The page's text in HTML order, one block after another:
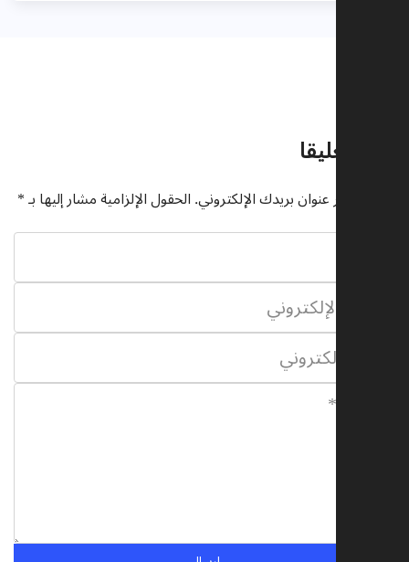
اترك تعليقا
لن يتم نشر عنوان بريدك الإلكتروني.الحقول الإلزامية مشار إليها بـ*